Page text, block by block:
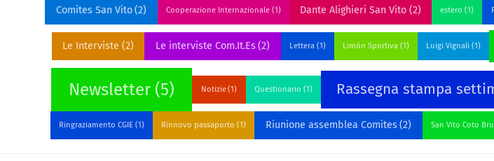
Comites San Vito (2) Cooperazione Internazionale (1) Dante Alighieri San Vito (2) estero (1)
Le Interviste (2) Le interviste Com.It.Es (2) Lettera (1) Limón Sportiva (1) Luigi Vignali (1)
Newsletter (5) Notizie (1) Questionario (1) Rassegna stampa
Ringraziamento CGIE (1) Rinnovo passaporto (1) Riunione assemblea Comites (2) San Vito Coto